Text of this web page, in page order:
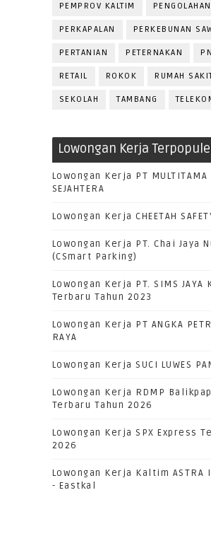
PEMPROV KALTIM
PERKAPALAN PERKEBUNAN
PERTANIAN PETERNAKAN
RETAIL ROKOK RUMAH
SEKOLAH TAMBANG
Lowongan Kerja
Lowongan Kerja PT MULTITAMA
SEJAHTERA
Lowongan Kerja CHEETAH
Lowongan Kerja PT. Chai Jaya
(CSmart Parking)
Lowongan Kerja PT. SIMS JAYA
Terbaru Tahun 2023
Lowongan Kerja PT ANGKA
RAYA
Lowongan Kerja SUCI LUWES
Lowongan Kerja RDMP
Terbaru Tahun 2026
Lowongan Kerja SPX Express
2026
Lowongan Kerja Kaltim ASTRA
- Eastkal